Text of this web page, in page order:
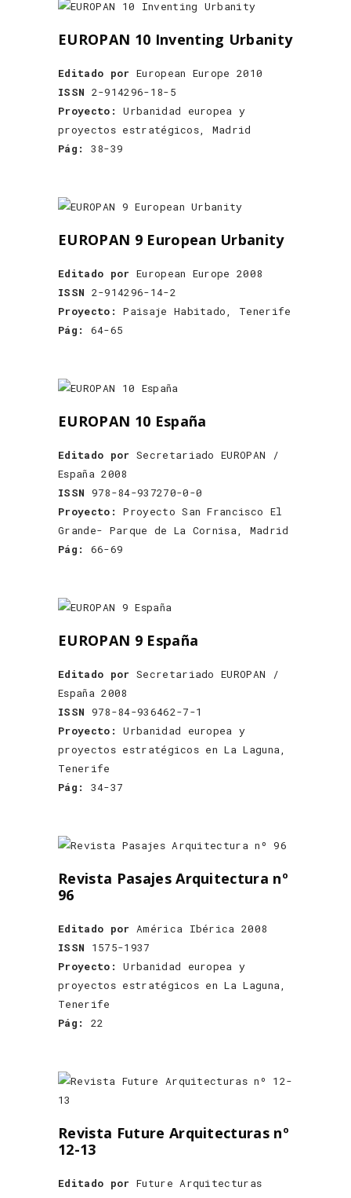
EUROPAN 10 Inventing Urbanity
Editado por European Europe 2010
ISSN 2-914296-18-5
Proyecto:
Urbanidad europea y
proyectos estratégicos, Madrid
Pág:
38-39
EUROPAN 9 European Urbanity
Editado por European Europe 2008
ISSN 2-914296-14-2
Proyecto:
Paisaje Habitado, Tenerife
Pág:
64-65
EUROPAN 10 España
Editado por Secretariado EUROPAN /
España 2008
ISSN 978-84-937270-0-0
Proyecto:
Proyecto San Francisco El
Grande- Parque de La Cornisa, Madrid
Pág:
66-69
EUROPAN 9 España
Editado por Secretariado EUROPAN /
España 2008
ISSN 978-84-936462-7-1
Proyecto:
Urbanidad europea y
proyectos estratégicos en La Laguna,
Tenerife
Pág:
34-37
Revista Pasajes Arquitectura nº
96
Editado por América Ibérica 2008
ISSN 1575-1937
Proyecto:
Urbanidad europea y
proyectos estratégicos en La Laguna,
Tenerife
Pág:
22
Revista Future Arquitecturas nº
12-13
Editado por Future Arquitecturas